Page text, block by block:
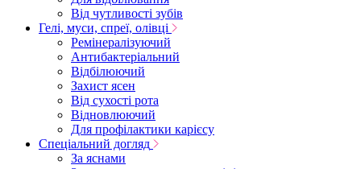
Від чутливості зубів
Гелі, муси, спреї, олівці
Ремінералізуючий
Антибактеріальний
Відбілюючий
Захист ясен
Від сухості рота
Відновлюючий
Для профілактики карієсу
Спеціальний догляд
За яснами